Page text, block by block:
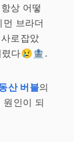
상 어떻
브라더
로잡았
렸다😢🏦.
산 버블의
인이 되